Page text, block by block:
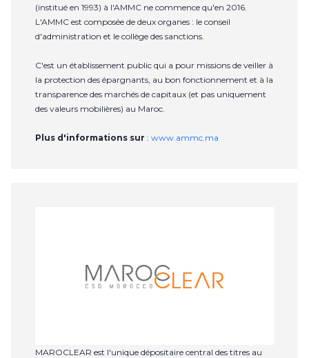
(institué en 1993) à l'AMMC ne commence qu'en 2016.
L'AMMC est composée de deux organes : le conseil
d'administration et le collège des sanctions.
C'est un établissement public qui a pour missions de veiller à
la protection des épargnants, au bon fonctionnement et à la
transparence des marchés de capitaux (et pas uniquement
des valeurs mobilières) au Maroc.
Plus d'informations sur : www.ammc.ma
MAROCLEAR est l'unique dépositaire central des titres au